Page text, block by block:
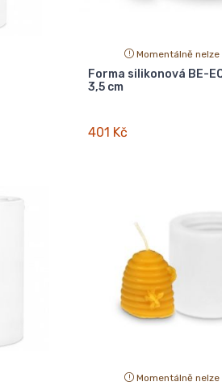
Momentálně
Forma silikonová BE-
3,5 cm
401 Kč
Momentálně